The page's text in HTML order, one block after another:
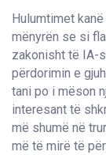
Hulumtimet
mënyrën se si
zakonisht të IA-
përdorimin e
tani po i mëson
interesant të
më shumë në
më të mirë të